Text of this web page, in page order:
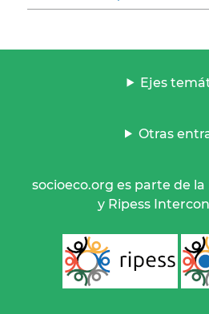
Ejes
Otras
socioeco.org es parte de
y Ripess